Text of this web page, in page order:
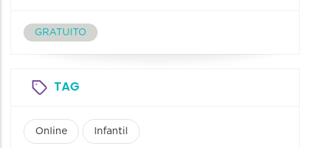
GRATUITO
TAG
Online Infantil